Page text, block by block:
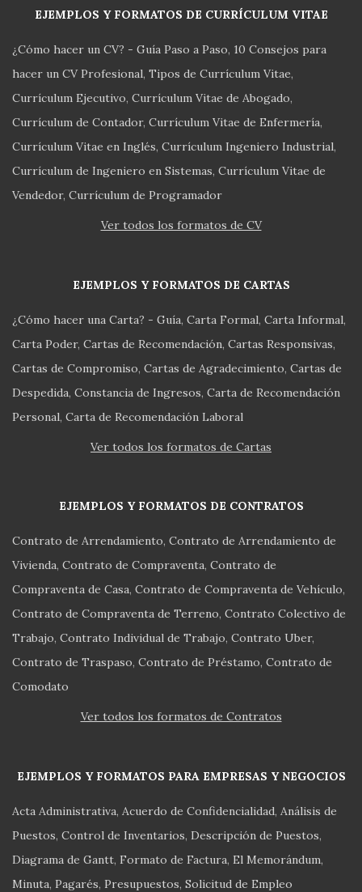
EJEMPLOS Y FORMATOS DE CURRÍCULUM VITAE
¿Cómo hacer un CV? - Guía Paso a Paso 10 Consejos para
hacer un CV Profesional Tipos de Currículum Vitae
Currículum Ejecutivo Currículum Vitae de Abogado
Currículum de Contador Currículum Vitae de Enfermería
Currículum Vitae en Inglés Currículum Ingeniero Industrial
Currículum de Ingeniero en Sistemas Currículum Vitae de
Vendedor Currículum de Programador
Ver todos los formatos de CV
EJEMPLOS Y FORMATOS DE CARTAS
¿Cómo hacer una Carta? - Guía Carta Formal Carta Informal
Carta Poder Cartas de Recomendación Cartas Responsivas
Cartas de Compromiso Cartas de Agradecimiento Cartas de
Despedida Constancia de Ingresos Carta de Recomendación
Personal Carta de Recomendación Laboral
Ver todos los formatos de Cartas
EJEMPLOS Y FORMATOS DE CONTRATOS
Contrato de Arrendamiento Contrato de Arrendamiento de
Vivienda Contrato de Compraventa Contrato de
Compraventa de Casa Contrato de Compraventa de Vehículo
Contrato de Compraventa de Terreno Contrato Colectivo de
Trabajo Contrato Individual de Trabajo Contrato Uber
Contrato de Traspaso Contrato de Préstamo Contrato de
Comodato
Ver todos los formatos de Contratos
EJEMPLOS Y FORMATOS PARA EMPRESAS Y NEGOCIOS
Acta Administrativa Acuerdo de Confidencialidad Análisis de
Puestos Control de Inventarios Descripción de Puestos
Diagrama de Gantt Formato de Factura El Memorándum
Minuta Pagarés Presupuestos Solicitud de Empleo